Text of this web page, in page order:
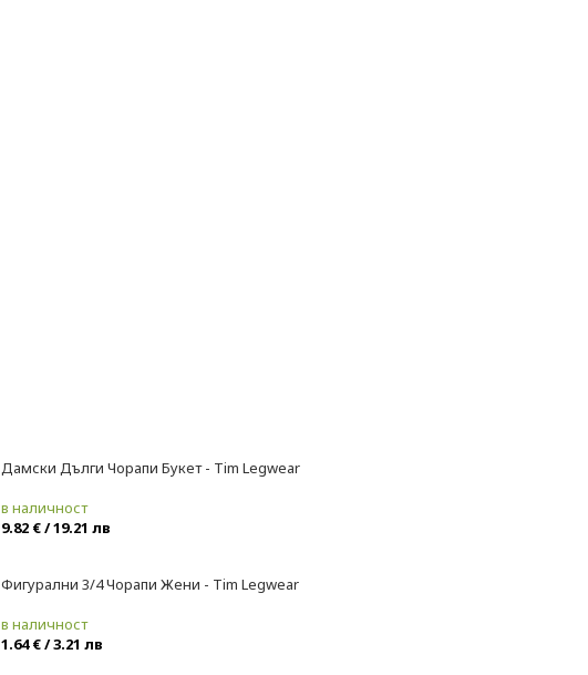
Дамски Дълги Чорапи Букет - Tim Legwear
в наличност
9.82 € / 19.21 лв
Ново
Фигурални 3/4 Чорапи Жени - Tim Legwear
в наличност
1.64 € / 3.21 лв